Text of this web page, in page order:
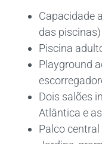
Capacidade
das piscinas)
Piscina
Playground
Dois salões
Atlântica e
Palco